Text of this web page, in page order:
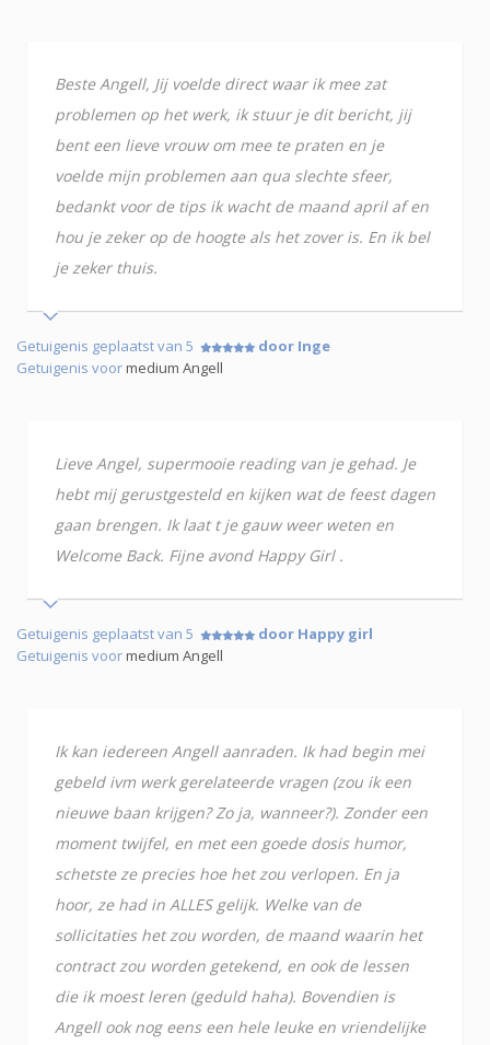
Beste Angell, Jij voelde direct waar ik mee zat
problemen op het werk, ik stuur je dit bericht, jij
bent een lieve vrouw om mee te praten en je
voelde mijn problemen aan qua slechte sfeer,
bedankt voor de tips ik wacht de maand april af en
hou je zeker op de hoogte als het zover is. En ik bel
je zeker thuis.
Getuigenis geplaatst van 5
door Inge
Getuigenis voormedium Angell
Lieve Angel, supermooie reading van je gehad. Je
hebt mij gerustgesteld en kijken wat de feest dagen
gaan brengen. Ik laat t je gauw weer weten en
Welcome Back. Fijne avond Happy Girl .
Getuigenis geplaatst van 5
door Happy girl
Getuigenis voormedium Angell
Ik kan iedereen Angell aanraden. Ik had begin mei
gebeld ivm werk gerelateerde vragen (zou ik een
nieuwe baan krijgen? Zo ja, wanneer?). Zonder een
moment twijfel, en met een goede dosis humor,
schetste ze precies hoe het zou verlopen. En ja
hoor, ze had in ALLES gelijk. Welke van de
sollicitaties het zou worden, de maand waarin het
contract zou worden getekend, en ook de lessen
die ik moest leren (geduld haha). Bovendien is
Angell ook nog eens een hele leuke en vriendelijke